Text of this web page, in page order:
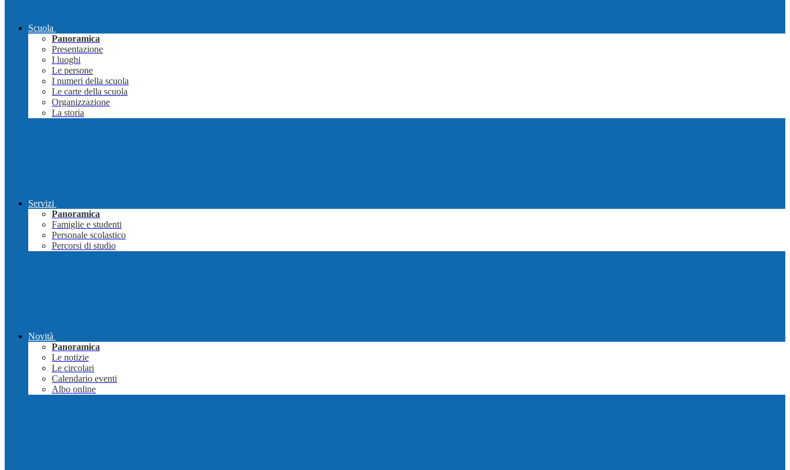
Scuola
Panoramica
Presentazione
I luoghi
Le persone
I numeri della scuola
Le carte della scuola
Organizzazione
La storia
Servizi
Panoramica
Famiglie e studenti
Personale scolastico
Percorsi di studio
Novità
Panoramica
Le notizie
Le circolari
Calendario eventi
Albo online